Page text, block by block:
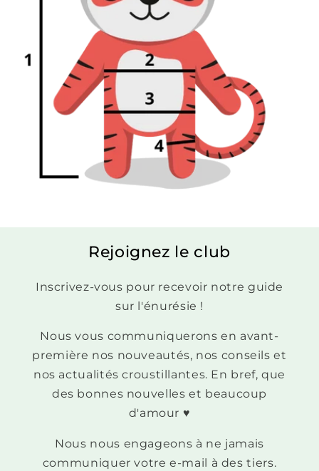
Rejoignez le club
Inscrivez-vous pour recevoir notre guide
sur l'énurésie !
Nous vous communiquerons en avant-
première nos nouveautés, nos conseils et
nos actualités croustillantes. En bref, que
des bonnes nouvelles et beaucoup
d'amour ♥
Nous nous engageons à ne jamais
communiquer votre e-mail à des tiers.